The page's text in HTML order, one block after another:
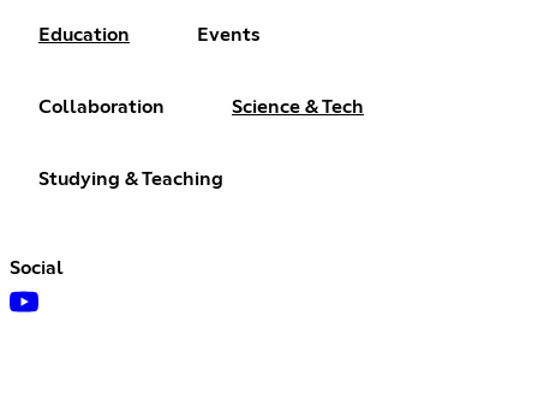
Education Events
Collaboration Science & Tech
Studying & Teaching
Social